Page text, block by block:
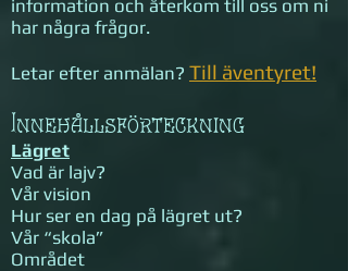
information och återkom till oss om ni
har några frågor.
Letar efter anmälan? Till äventyret!
Innehållsförteckning
Lägret
Vad är lajv?
Vår vision
Hur ser en dag på lägret ut?
Vår “skola”
​Området